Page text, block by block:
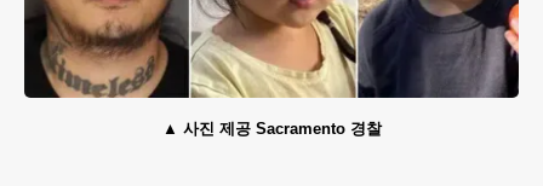
사진 제공 Sacramento 경찰